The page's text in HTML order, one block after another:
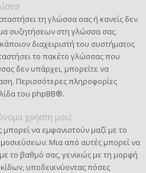
τη γλώσσα σας ή κανείς δεν
συζητήσεων στη γλώσσα σας.
διαχειριστή του συστήματος
το πακέτο γλώσσας που
δεν υπάρχει, μπορείτε να
Περισσότερες πληροφορίες
του phpBB®.
όνομα χρήστη μου;
να εμφανιστούν μαζί με το
Μια από αυτές μπορεί να
με το βαθμό σας, γενικώς με τη μορφή
υποδεικνύοντας πόσες